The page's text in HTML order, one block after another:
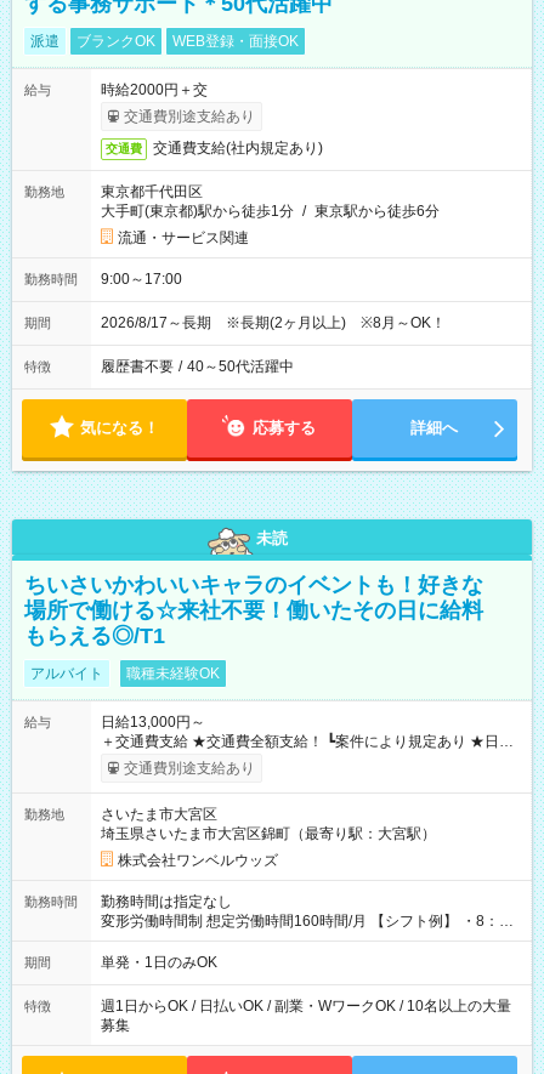
派遣 ブランクOK WEB登録・面接OK
給与
時給2000円＋交
交通費別途支給あり
交通費 交通費支給(社内規定あり)
勤務地
東京都千代田区
大手町(東京都)駅から徒歩1分 / 東京駅から徒歩6分
流通・サービス関連
勤務時間 9:00～17:00
期間 2026/8/17～長期 ※長期(2ヶ月以上) ※8月～OK！
特徴 履歴書不要 / 40～50代活躍中
気になる！ 応募する 詳細へ
未読
ちいさいかわいいキャラのイベントも！好きな
場所で働ける☆来社不要！働いたその日に給料
もらえる◎/T1
アルバイト 職種未経験OK
給与
日給13,000円～
＋交通費支給 ★交通費全額支給！ ┗案件により規定あり ★日払
いOK！（規定あり） ┗働いたその日に現金GET♪ お仕事後はコ
ンビニATMから 日払い分を引き落とせます！ 【試用期間】試
交通費別途支給あり
勤務地
さいたま市大宮区
埼玉県さいたま市大宮区錦町（最寄り駅：大宮駅）
株式会社ワンベルウッズ
勤務時間
勤務時間は指定なし
変形労働時間制 想定労働時間160時間/月 【シフト例】 ・8：00
～21：00
期間 単発・1日のみOK
特徴
週1日からOK / 日払いOK / 副業・WワークOK / 10名以上の大量
募集